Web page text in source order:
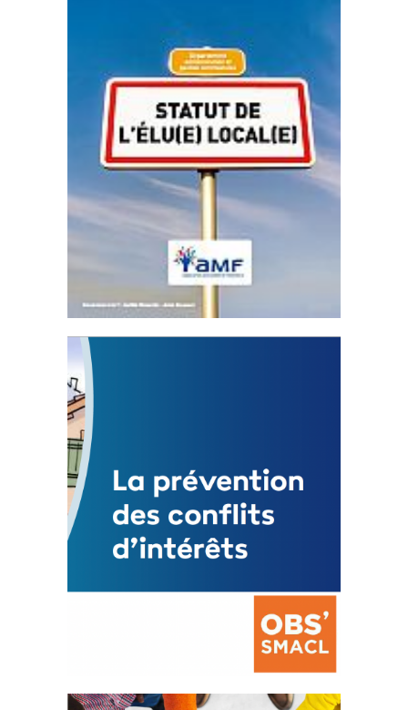
Statut de l’élu local
3 avril 2024
Mise à jour avril 2024
FEUILLETER
La prévention des conflits